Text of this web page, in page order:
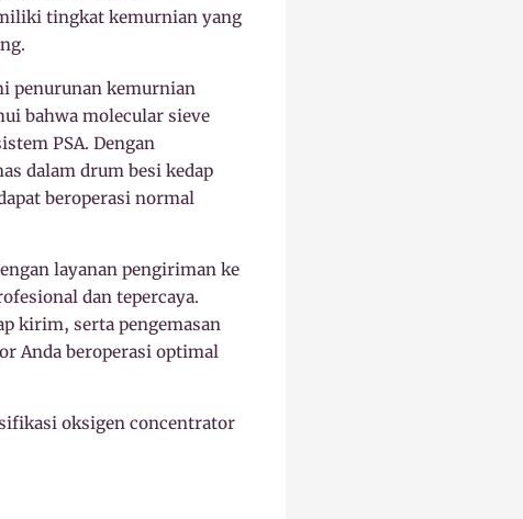
tingkat kemurnian yang
penurunan kemurnian
bahwa molecular sieve
PSA. Dengan
dalam drum besi kedap
beroperasi normal
layanan pengiriman ke
dan tepercaya.
kirim, serta pengemasan
Anda beroperasi optimal
oksigen concentrator